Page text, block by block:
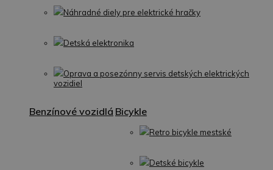
Náhradné diely pre elektrické hračky
Detská elektronika
Oprava a posezónny servis detských elektrických
vozidiel
Benzínové vozidlá Bicykle
Retro bicykle mestské
Detské bicykle